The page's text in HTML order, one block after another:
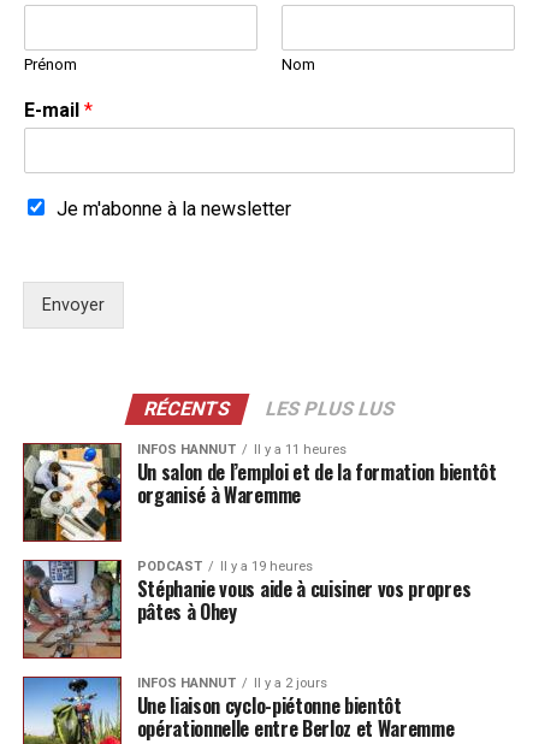
Prénom Nom
E-mail *
Je m'abonne à la newsletter
Envoyer
RÉCENTS LES PLUS LUS
INFOS HANNUT Il y a 11 heures
Un salon de l’emploi et de la formation bientôt
organisé à Waremme
PODCAST Il y a 19 heures
Stéphanie vous aide à cuisiner vos propres
pâtes à Ohey
INFOS HANNUT Il y a 2 jours
Une liaison cyclo-piétonne bientôt
opérationnelle entre Berloz et Waremme